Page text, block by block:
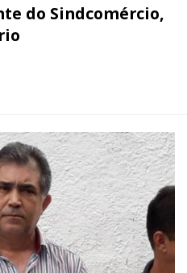
do Sindcomércio,